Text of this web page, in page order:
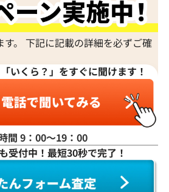
す。 下記に記載の詳細を必ずご確
「いくら？」をすぐに聞けます！
間 9：00〜19：00
受付中！最短30秒で完了！